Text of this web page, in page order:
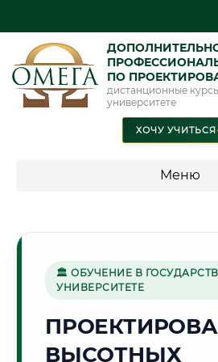
ПО
дистанционные
университете
ХОЧУ УЧИТЬСЯ
Меню
🕌
Г. ТАШКЕНТ
🏛 ОБУЧЕНИЕ В
УНИВЕРСИТЕТЕ
ВЫСОТНЫХ